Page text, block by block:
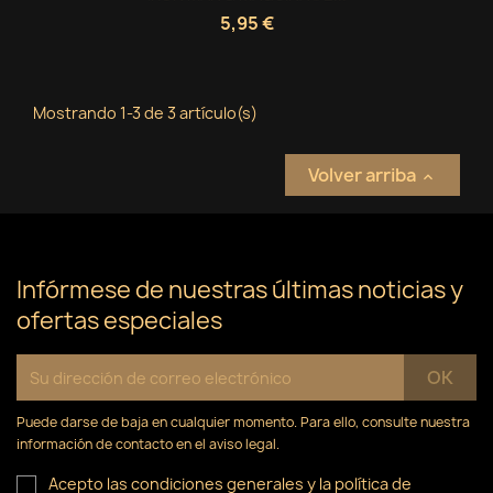
5,95 €
Mostrando 1-3 de 3 artículo(s)
Volver arriba 
Infórmese de nuestras últimas noticias y
ofertas especiales
Puede darse de baja en cualquier momento. Para ello, consulte nuestra
información de contacto en el aviso legal.
Acepto las condiciones generales y la política de